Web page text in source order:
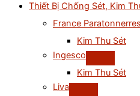
Thiết Bị Chống Sét, Kim
France Paratonnerres
Kim Thu Sét
Ingesco
Kim Thu Sét
Liva